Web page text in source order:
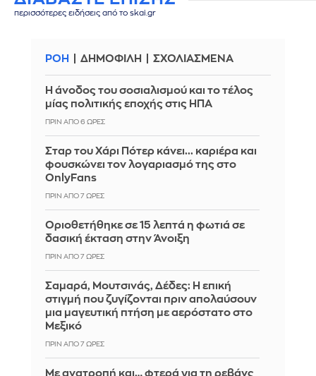
περισσότερες ειδήσεις από το skai.gr
ΡΟΗ ΔΗΜΟΦΙΛΗ ΣΧΟΛΙΑΣΜΕΝΑ
Η άνοδος του σοσιαλισμού και το τέλος
μίας πολιτικής εποχής στις ΗΠΑ
ΠΡΙΝ ΑΠΌ 6 ΏΡΕΣ
Σταρ του Χάρι Πότερ κάνει... καριέρα και
φουσκώνει τον λογαριασμό της στο
OnlyFans
ΠΡΙΝ ΑΠΌ 7 ΏΡΕΣ
Οριοθετήθηκε σε 15 λεπτά η φωτιά σε
δασική έκταση στην Άνοιξη
ΠΡΙΝ ΑΠΌ 7 ΏΡΕΣ
Σαμαρά, Μουτσινάς, Δέδες: Η επική
στιγμή που ζυγίζονται πριν απολαύσουν
μια μαγευτική πτήση με αερόστατο στο
Μεξικό
ΠΡΙΝ ΑΠΌ 7 ΏΡΕΣ
Με ανατροπή και… φτερά για τη ρεβάνς